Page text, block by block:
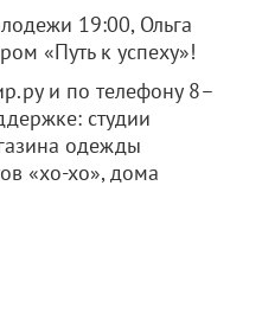
19:00, Ольга
«Путь к успеху»!
и по телефону 8–
студии
одежды
«хо-хо», дома